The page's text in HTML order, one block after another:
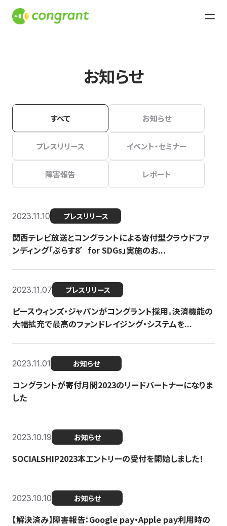
お知らせ
すべて お知らせ
プレスリリース イベント・セミナー
障害報告 レポート
2023.11.10 プレスリリース
関西テレビ放送とコングラントによる寄付型クラウドファ
ンディング「ぷらす8゛for SDGs」実施のお...
2023.11.07 プレスリリース
ピースウィンズ・ジャパンがコングラント採用。決済機能の
大幅拡充で最高のファンドレイジング・システムを...
2023.11.01 お知らせ
コングラントが寄付月間2023のリードパートナーになりま
した
2023.10.19 お知らせ
SOCIALSHIP2023本エントリーの受付を開始しました！
2023.10.10 お知らせ
【解決済み】障害報告：Google pay・Apple pay利用時の